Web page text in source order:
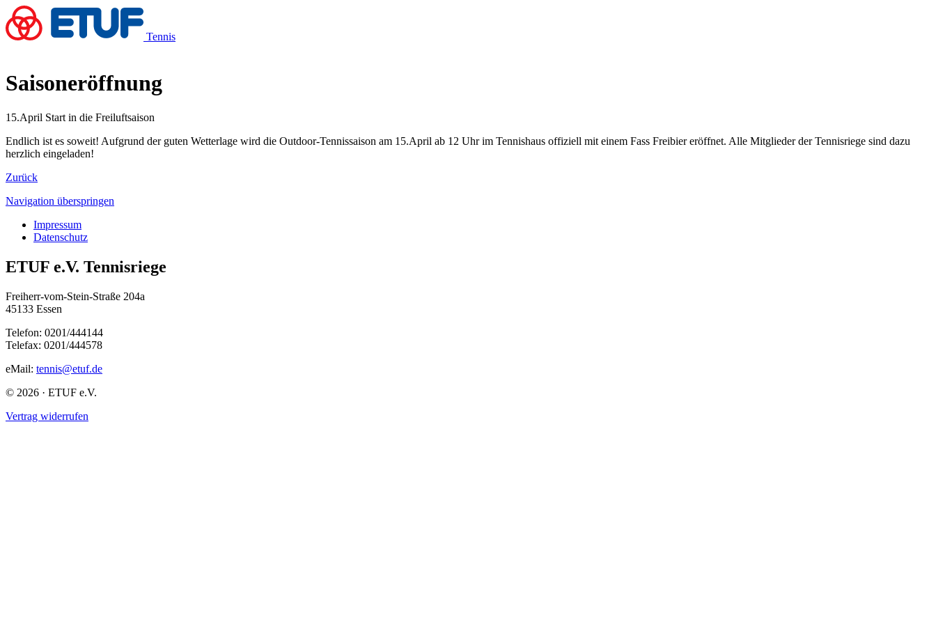
Tennis
Saisoneröffnung
15.April Start in die Freiluftsaison
Endlich ist es soweit! Aufgrund der guten Wetterlage wird die Outdoor-Tennissaison am 15.April ab 12 Uhr im Tennishaus offiziell mit einem Fass Freibier eröffnet. Alle Mitglieder der Tennisriege sind dazu
herzlich eingeladen!
Zurück
Navigation überspringen
Impressum
Datenschutz
ETUF e.V. Tennisriege
Freiherr-vom-Stein-Straße 204a
45133 Essen
Telefon: 0201/444144
Telefax: 0201/444578
eMail: tennis@etuf.de
© 2026 · ETUF e.V.
Vertrag widerrufen